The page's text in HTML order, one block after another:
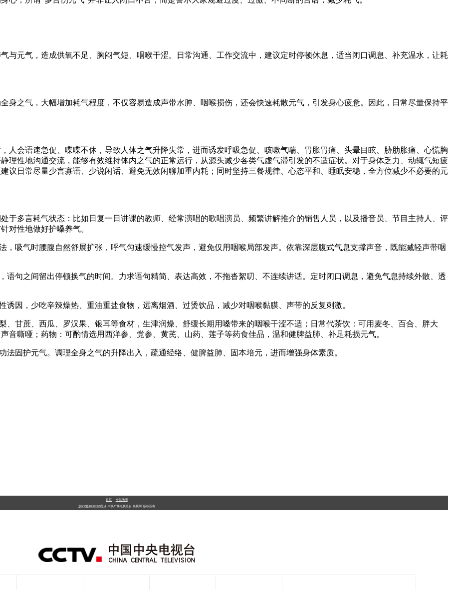
与元气，造成供氧不足、胸闷气短、咽喉干涩。日常沟通、工作交流中，建议定时停顿休息，适当闭口调息、补充温水，让耗
身之气，大幅增加耗气程度，不仅容易造成声带水肿、咽喉损伤，还会快速耗散元气，引发身心疲惫。因此，日常尽量保持平
人会语速急促、喋喋不休，导致人体之气升降失常，进而诱发呼吸急促、咳嗽气喘、胃胀胃痛、头晕目眩、胁肋胀痛、心慌胸
理性地沟通交流，能够有效维持体内之气的正常运行，从源头减少各类气虚气滞引发的不适症状。对于身体乏力、动辄气短疲
议日常尽量少言寡语、少说闲话、避免无效闲聊加重内耗；同时坚持三餐规律、心态平和、睡眠安稳，全方位减少不必要的元
于多言耗气状态：比如日复一日讲课的教师、经常演唱的歌唱演员、频繁讲解推介的销售人员，以及播音员、节目主持人、评
对性地做好护嗓养气。
，吸气时腰腹自然舒展扩张，呼气匀速缓慢控气发声，避免仅用咽喉局部发声。依靠深层腹式气息支撑声音，既能减轻声带咽
语句之间留出停顿换气的时间。力求语句精简、表达高效，不拖沓絮叨、不连续讲话。定时闭口调息，避免气息持续外散、透
因，少吃辛辣燥热、重油重盐食物，远离烟酒、过烫饮品，减少对咽喉黏膜、声带的反复刺激。
、甘蔗、西瓜、罗汉果、银耳等食材，生津润燥、舒缓长期用嗓带来的咽喉干涩不适；日常代茶饮：可用麦冬、百合、胖大
音嘶哑；药物：可酌情选用西洋参、党参、黄芪、山药、莲子等药食佳品，温和健脾益肺、补足耗损元气。
固护元气。调理全身之气的升降出入，疏通经络、健脾益肺、固本培元，进而增强身体素质。
首页 全站地图
京ICP备10003349号-1 中央广播电视总台 央视网 版权所有